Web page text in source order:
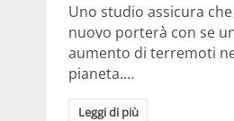
Uno studio assicura
nuovo porterà con se
aumento di terremoti
pianeta.…
Leggi di più